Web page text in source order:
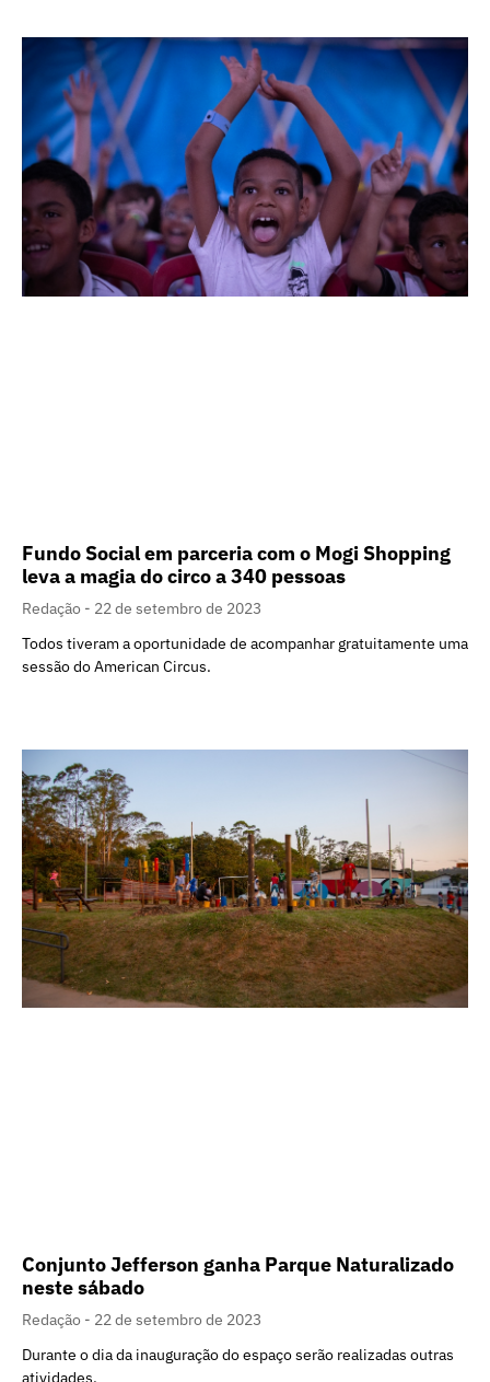
Fundo Social em parceria com o Mogi Shopping
leva a magia do circo a 340 pessoas
Redação
22 de setembro de 2023
Todos tiveram a oportunidade de acompanhar gratuitamente uma
sessão do American Circus.
Conjunto Jefferson ganha Parque Naturalizado
neste sábado
Redação
22 de setembro de 2023
Durante o dia da inauguração do espaço serão realizadas outras
atividades.